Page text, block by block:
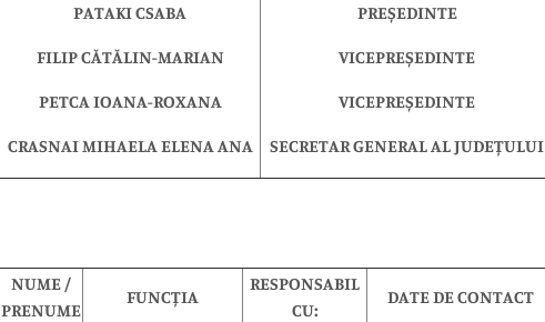
PATAKI CSABA
FILIP CĂTĂLIN-MARIAN
PETCA IOANA-ROXANA
CRASNAI MIHAELA ELENA ANA
PREȘEDINTE
VICEPREȘEDINTE
VICEPREȘEDINTE
SECRETAR GENERAL AL JUDEȚULUI
NUME /
PRENUME
FUNCȚIA
RESPONSABIL
CU:
DATE DE CONTACT